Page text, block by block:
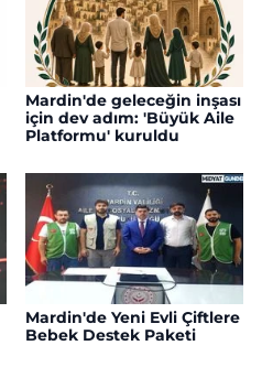
Mardin'de geleceğin inşası
için dev adım: 'Büyük Aile
Platformu' kuruldu
Mardin'de Yeni Evli Çiftlere
Bebek Destek Paketi